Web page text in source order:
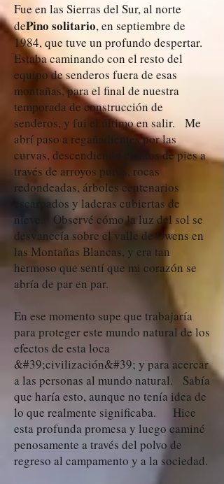
Fue en las Sierras del Sur, al norte
dePino solitario, en septiembre de
1984, que tuve un profundo despertar.
Estaba caminando con el resto del
equipo de senderos fuera de esas
montañas, para el final de nuestra
temporada de construcción de
senderos, y fui el último en salir. Me
abrí paso a regañadientes por las
curvas, descendiendo cientos de pies a
través de arroyos puros, rocas
redondeadas, árboles centenarios
escarpados y laderas cubiertas de
nieve. Observé cómo la luz del sol se
desvanecía sobre el valle de Owens en
las Montañas Blancas, y era tan
hermoso que sentí que mi corazón se
abría de par en par.
En ese momento supe que trabajaría
para proteger este mundo natural de los
efectos de esta loca
&#39;civilización&#39; y para acercar
a las personas al mundo natural. Sabía
que haría esto, aunque no tenía idea de
lo que realmente significaba. Hice
esta profunda promesa y luego caminé
penosamente a través del polvo de
regreso al campamento y a la sociedad.